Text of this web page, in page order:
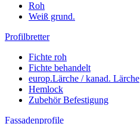
Roh
Weiß grund.
Profilbretter
Fichte roh
Fichte behandelt
europ.Lärche / kanad. Lärche
Hemlock
Zubehör Befestigung
Fassadenprofile